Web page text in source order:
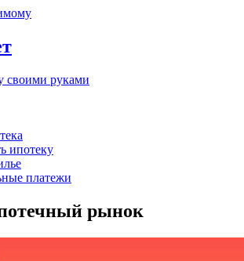
своими руками
ипотеку
платежи
рынок